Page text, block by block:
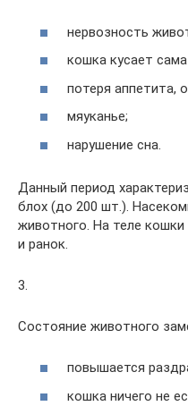
нервозность
кошка кусает
потеря аппетита,
мяуканье;
нарушение сна.
Данный период
блох (до 200 шт.).
животного. На теле
и ранок.
3.
Состояние животного
повышается
кошка ничего не